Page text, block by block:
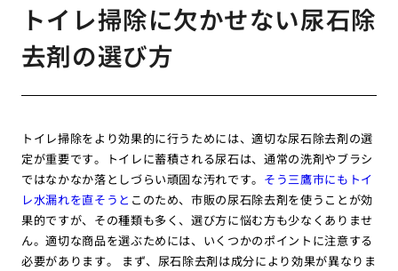
トイレ掃除に欠かせない尿石除
去剤の選び方
トイレ掃除をより効果的に行うためには、適切な尿石除去剤の選
定が重要です。トイレに蓄積される尿石は、通常の洗剤やブラシ
ではなかなか落としづらい頑固な汚れです。 そう三鷹市にもトイ
レ水漏れを直そうと このため、市販の尿石除去剤を使うことが効
果的ですが、その種類も多く、選び方に悩む方も少なくありませ
ん。適切な商品を選ぶためには、いくつかのポイントに注意する
必要があります。 まず、尿石除去剤は成分により効果が異なりま